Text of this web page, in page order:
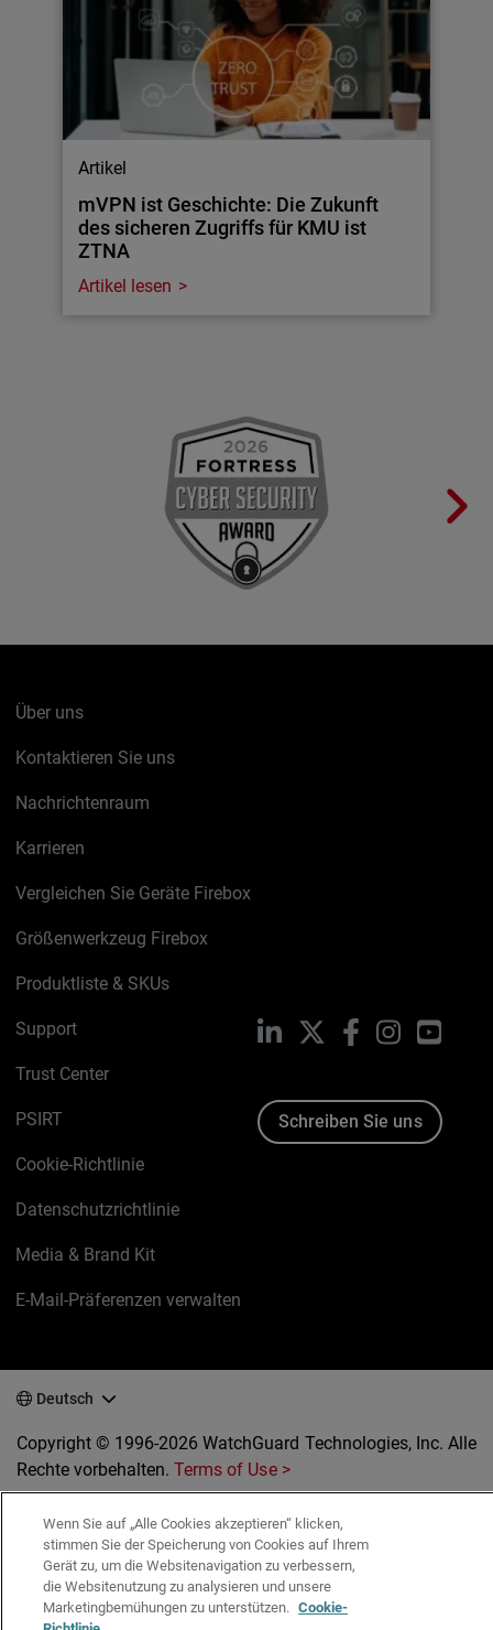
Artikel
mVPN ist Geschichte: Die Zukunft
des sicheren Zugriffs für KMU ist
ZTNA
Artikel lesen
Über uns
Kontaktieren Sie uns
Nachrichtenraum
Karrieren
Vergleichen Sie Geräte Firebox
Größenwerkzeug Firebox
Produktliste & SKUs
Support
Trust Center
PSIRT
Cookie-Richtlinie
Datenschutzrichtlinie
Media & Brand Kit
E-Mail-Präferenzen verwalten
LinkedIn FacebookInstagram
Schreiben Sie uns
Deutsch
Copyright © 1996-2026 WatchGuard Technologies, Inc. Alle
Rechte vorbehalten.Terms of Use >
Wenn Sie auf „Alle Cookies akzeptieren“ klicken,
stimmen Sie der Speicherung von Cookies auf Ihrem
Gerät zu, um die Websitenavigation zu verbessern,
die Websitenutzung zu analysieren und unsere
Marketingbemühungen zu unterstützen. Cookie-